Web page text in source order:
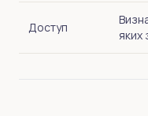
Доступ
яких